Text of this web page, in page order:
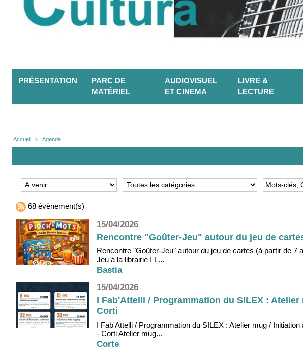
PRÉSENTATION
PARC DE
MATÉRIEL
AUDIOVISUEL
ET CINEMA
LIVRE &
LECTURE
Accueil > Agenda
68 évènement(s)
15/04/2026
Rencontre "Goûter-Jeu" autour du jeu de
Rencontre "Goûter-Jeu" autour du jeu de cartes (à partir de
Jeu à la librairie ! L...
Bastia
15/04/2026
I Fab'Attelli / Programmation du SILEX :
Corti
I Fab'Attelli / Programmation du SILEX : Atelier mug /
- Corti Atelier mug...
Corte